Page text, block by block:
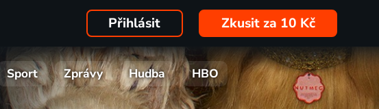
Přihlásit Zkusit za 10 Kč
Sport Zprávy Hudba HBO